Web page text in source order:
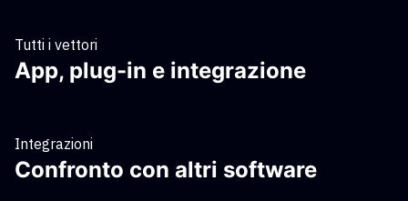
Tutti i vettori
App, plug-in e integrazione
Integrazioni
Confronto con altri software